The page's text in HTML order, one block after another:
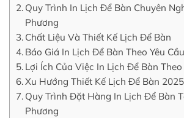
Quy Trình In Lịch Để Bàn Chuyên
Phương
Chất Liệu Và Thiết Kế Lịch Để Bàn
Báo Giá In Lịch Để Bàn Theo Yêu Cầu
Lợi Ích Của Việc In Lịch Để Bàn Theo
Xu Hướng Thiết Kế Lịch Để Bàn 2025
Quy Trình Đặt Hàng In Lịch Để Bàn
Phương